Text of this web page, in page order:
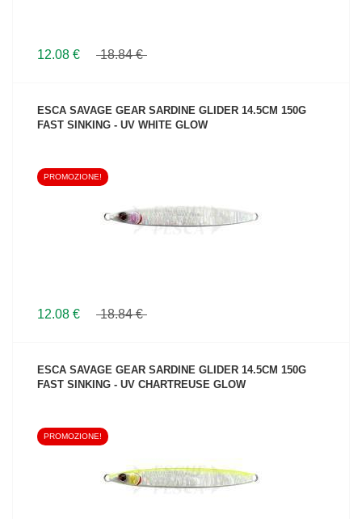
12.08 € 18.84 €
ESCA SAVAGE GEAR SARDINE GLIDER 14.5CM 150G
FAST SINKING - UV WHITE GLOW
PROMOZIONE!
12.08 € 18.84 €
ESCA SAVAGE GEAR SARDINE GLIDER 14.5CM 150G
FAST SINKING - UV CHARTREUSE GLOW
PROMOZIONE!